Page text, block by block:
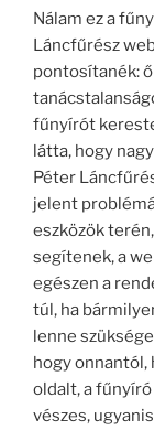
Nálam ez a
Láncfűrész
pontosítanék:
fűnyírót
látta, hogy
Péter
jelent
eszközök
segítenek, a
egészen a
túl, ha
lenne
hogy
oldalt, a
vészes,